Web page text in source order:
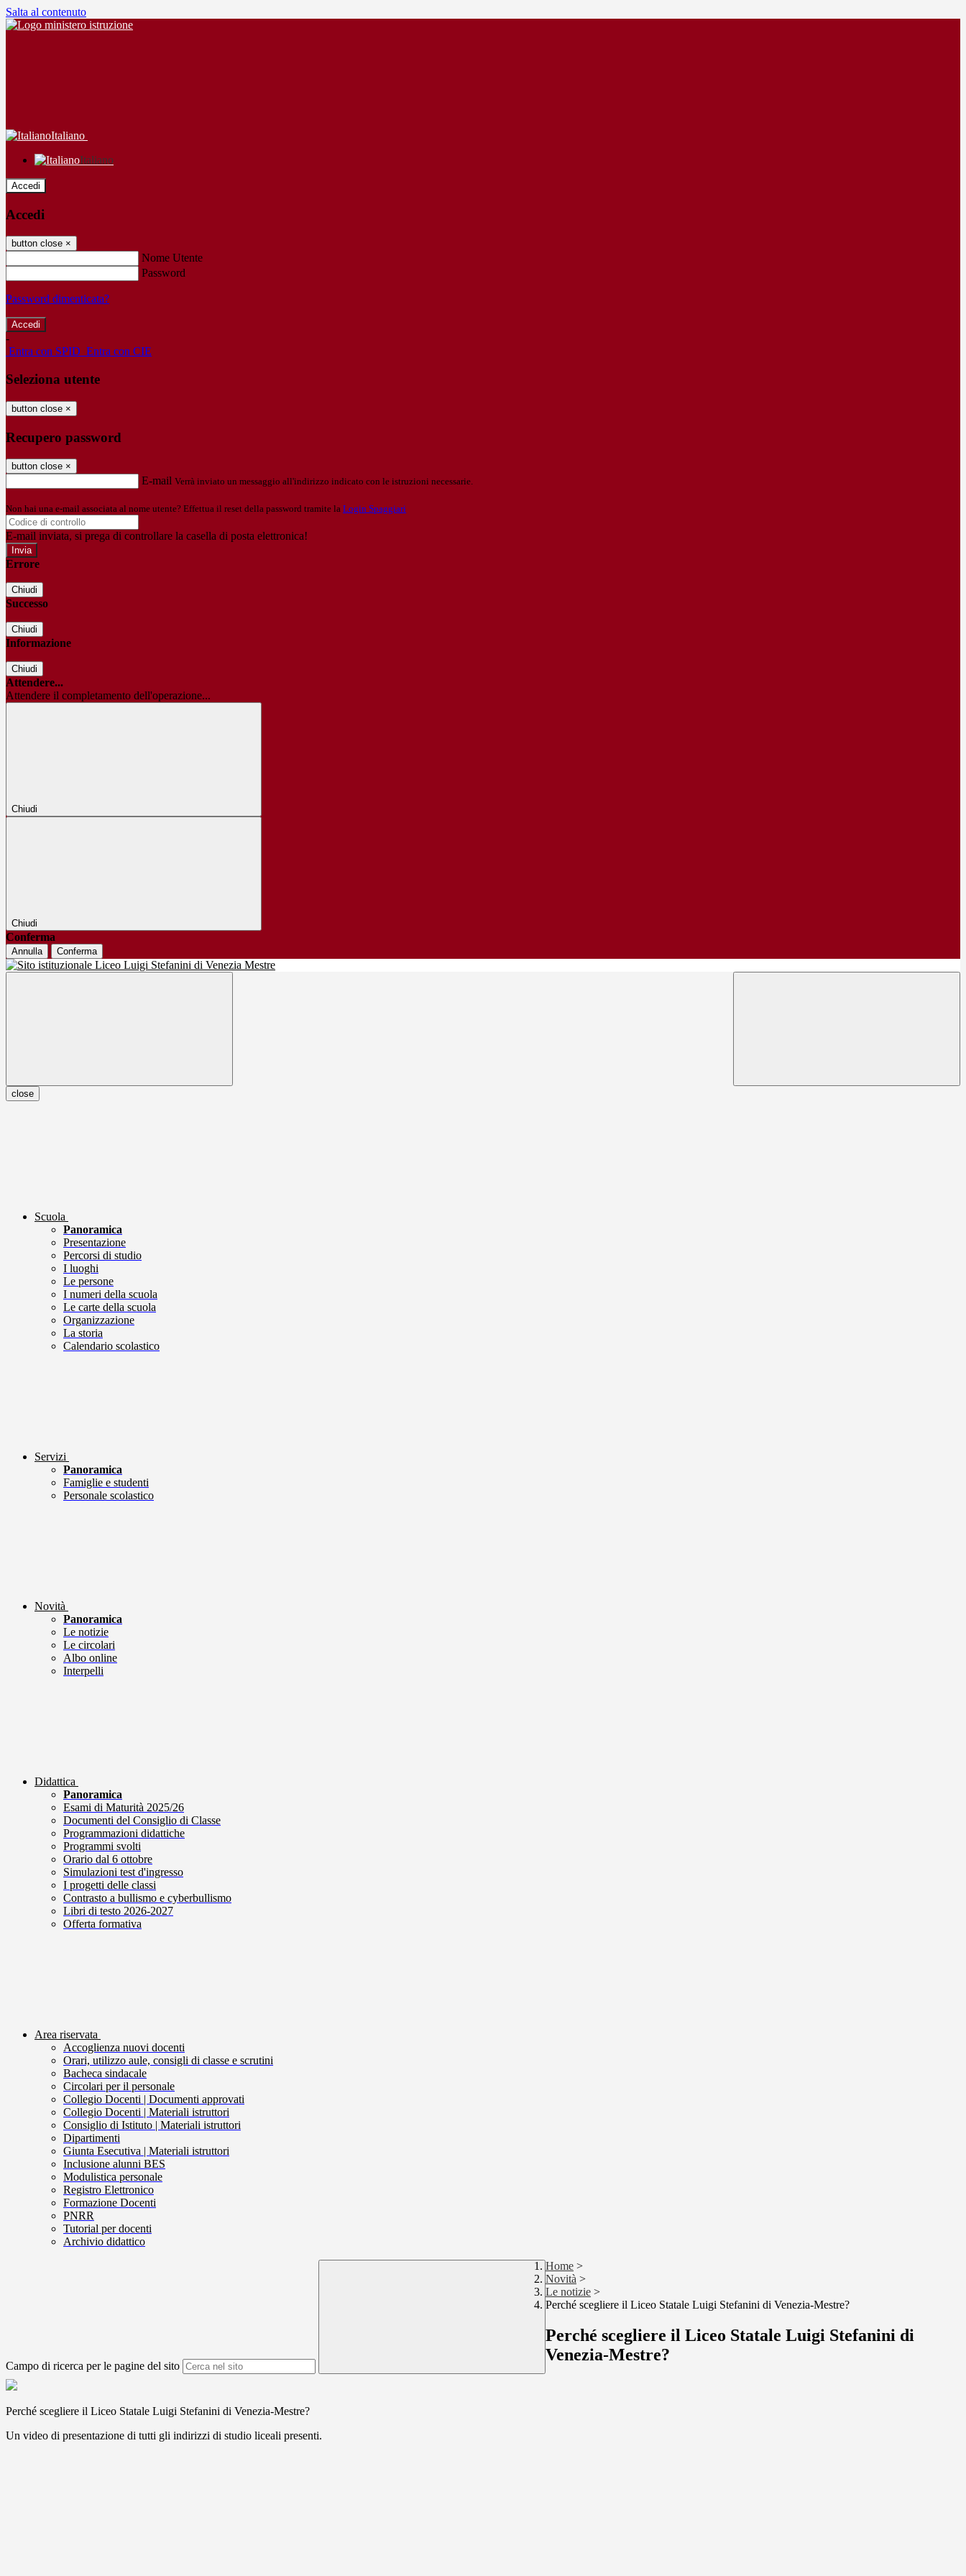
Salta al contenuto
Italiano
Italiano
Accedi
Accedi
button close ×
Nome Utente
Password
Password dimenticata?
-
Entra con SPID Entra con CIE
Seleziona utente
button close ×
Recupero password
button close ×
E-mail Verrà inviato un messaggio all'indirizzo indicato con le istruzioni necessarie.
Non hai una e-mail associata al nome utente? Effettua il reset della password tramite la Login Spaggiari
E-mail inviata, si prega di controllare la casella di posta elettronica!
Errore
Chiudi
Successo
Chiudi
Informazione
Chiudi
Attendere...
Attendere il completamento dell'operazione...
Chiudi
Chiudi
Conferma
Annulla Conferma
close
Scuola
Panoramica
Presentazione
Percorsi di studio
I luoghi
Le persone
I numeri della scuola
Le carte della scuola
Organizzazione
La storia
Calendario scolastico
Servizi
Panoramica
Famiglie e studenti
Personale scolastico
Novità
Panoramica
Le notizie
Le circolari
Albo online
Interpelli
Didattica
Panoramica
Esami di Maturità 2025/26
Documenti del Consiglio di Classe
Programmazioni didattiche
Programmi svolti
Orario dal 6 ottobre
Simulazioni test d'ingresso
I progetti delle classi
Contrasto a bullismo e cyberbullismo
Libri di testo 2026-2027
Offerta formativa
Area riservata
Accoglienza nuovi docenti
Orari, utilizzo aule, consigli di classe e scrutini
Bacheca sindacale
Circolari per il personale
Collegio Docenti | Documenti approvati
Collegio Docenti | Materiali istruttori
Consiglio di Istituto | Materiali istruttori
Dipartimenti
Giunta Esecutiva | Materiali istruttori
Inclusione alunni BES
Modulistica personale
Registro Elettronico
Formazione Docenti
PNRR
Tutorial per docenti
Archivio didattico
Campo di ricerca per le pagine del sito
Home >
Novità >
Le notizie >
Perché scegliere il Liceo Statale Luigi Stefanini di Venezia-Mestre?
Perché scegliere il Liceo Statale Luigi Stefanini di
Venezia-Mestre?
Perché scegliere il Liceo Statale Luigi Stefanini di Venezia-Mestre?
Un video di presentazione di tutti gli indirizzi di studio liceali presenti.